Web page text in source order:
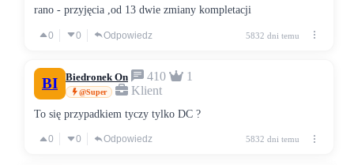
rano - przyjęcia ,od 13 dwie zmiany kompletacji
0 0 Odpowiedz 5832 dni temu
BI Biedronek On 410 1
@Super Klient
To się przypadkiem tyczy tylko DC ?
0 0 Odpowiedz 5832 dni temu